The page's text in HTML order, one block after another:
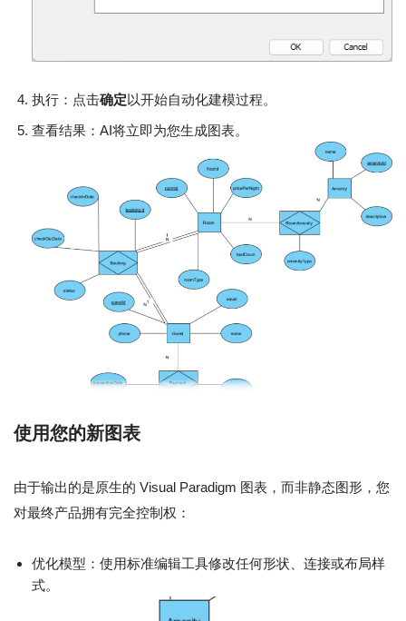
执行：点击确定以开始自动化建模过程。
查看结果：AI将立即为您生成图表。
使用您的新图表
由于输出的是原生的 Visual Paradigm 图表，而非静态图形，您
对最终产品拥有完全控制权：
优化模型：使用标准编辑工具修改任何形状、连接或布局样
式。